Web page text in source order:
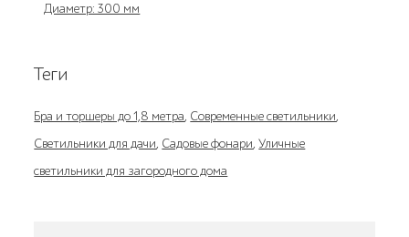
Диаметр: 300 мм
Теги
Бра и торшеры до 1,8 метра, Современные светильники,
Светильники для дачи, Садовые фонари,Уличные
светильники для загородного дома